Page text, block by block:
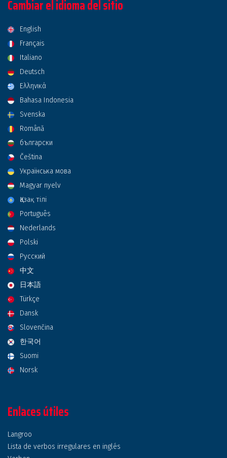
Cambiar el idioma del sitio
English
Français
Italiano
Deutsch
Ελληνικά
Bahasa Indonesia
Svenska
Română
български
Čeština
Українська мова
Magyar nyelv
Қазақ тілі
Português
Nederlands
Polski
Русский
中文
日本語
Türkçe
Dansk
Slovenčina
한국어
Suomi
Norsk
Enlaces útiles
Langroo
Lista de verbos irregulares en inglés